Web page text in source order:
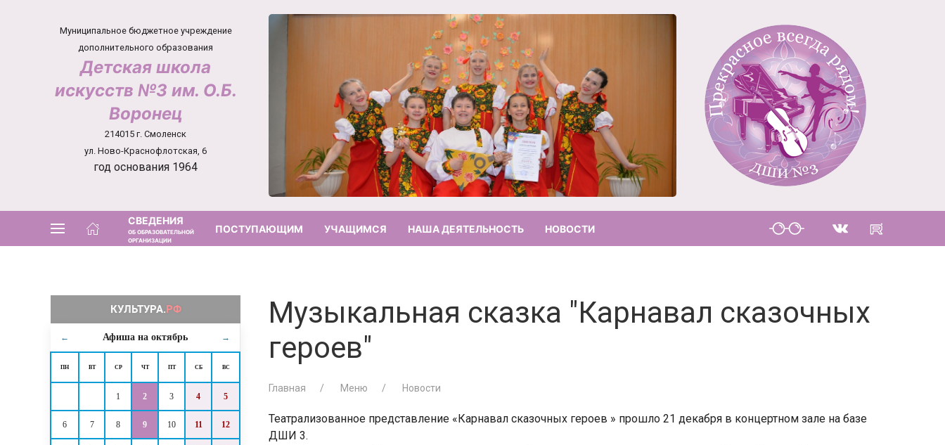
Муниципальное бюджетное учреждение
дополнительного образования
Детская школа
искусств №3 им. О.Б.
Воронец
214015 г. Смоленск
ул. Ново-Краснофлотская, 6
год основания 1964
СВЕДЕНИЯ
ОБ ОБРАЗОВАТЕЛЬНОЙ
ОРГАНИЗАЦИИ
ПОСТУПАЮЩИМ УЧАЩИМСЯ НАША ДЕЯТЕЛЬНОСТЬ НОВОСТИ
← Афиша на октябрь →
ПН ВТ СР ЧТ ПТ СБ ВС
1 2 3 4 5
6 7 8 9 10 11 12
Музыкальная сказка "Карнавал сказочных
героев"
Главная Меню Новости
Театрализованное представление «Карнавал сказочных героев » прошло 21 декабря в концертном зале на базе
ДШИ 3.